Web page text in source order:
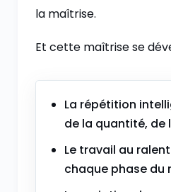
la maîtrise.
Et cette maîtrise se
La répétition
de la quantité, de
Le travail au
chaque phase du